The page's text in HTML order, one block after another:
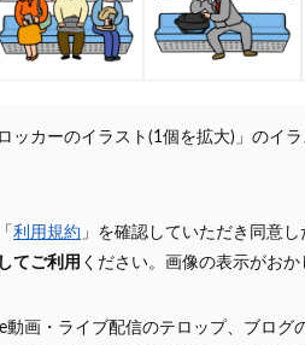
ッカーのイラスト(1個を拡大)」のイ
利用規約 」を確認していただき同意し
てご利用 ください。画像の表示がおか
動画・ライブ配信のテロップ、ブロ